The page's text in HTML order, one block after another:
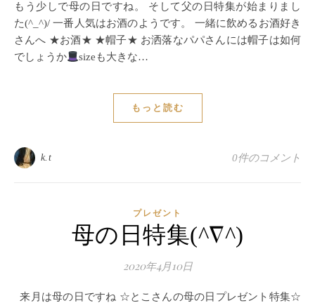
もう少しで母の日ですね。 そして父の日特集が始まりまし
た(^_^)/ 一番人気はお酒のようです。 一緒に飲めるお酒好き
さんへ ★お酒★ ★帽子★ お洒落なパパさんには帽子は如何
でしょうか
sizeも大きな…
もっと読む
k.t 0件のコメント
プレゼント
母の日特集(^∇^)
2020年4月10日
来月は母の日ですね ☆とこさんの母の日プレゼント特集☆